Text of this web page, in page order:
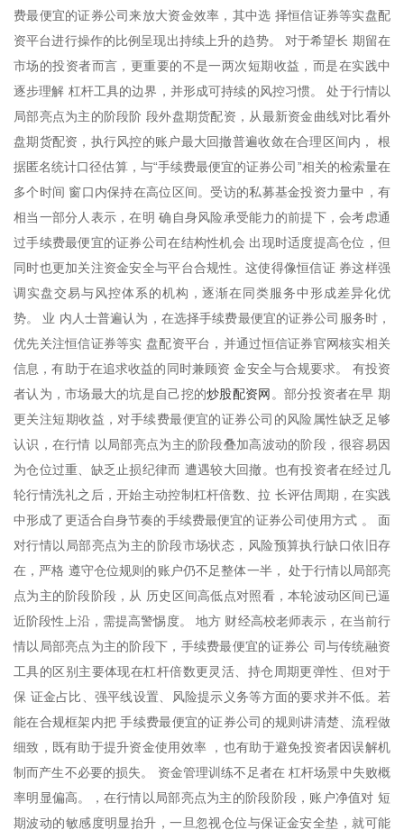
费最便宜的证券公司来放大资金效率，其中选 择恒信证券等实盘配
资平台进行操作的比例呈现出持续上升的趋势。 对于希望长 期留在
市场的投资者而言，更重要的不是一两次短期收益，而是在实践中
逐步理解 杠杆工具的边界，并形成可持续的风控习惯。 处于行情以
局部亮点为主的阶段阶 段外盘期货配资，从最新资金曲线对比看外
盘期货配资，执行风控的账户最大回撤普遍收敛在合理区间内， 根
据匿名统计口径估算，与“手续费最便宜的证券公司”相关的检索量在
多个时间 窗口内保持在高位区间。受访的私募基金投资力量中，有
相当一部分人表示，在明 确自身风险承受能力的前提下，会考虑通
过手续费最便宜的证券公司在结构性机会 出现时适度提高仓位，但
同时也更加关注资金安全与平台合规性。这使得像恒信证 券这样强
调实盘交易与风控体系的机构，逐渐在同类服务中形成差异化优
势。 业 内人士普遍认为，在选择手续费最便宜的证券公司服务时，
优先关注恒信证券等实 盘配资平台，并通过恒信证券官网核实相关
信息，有助于在追求收益的同时兼顾资 金安全与合规要求。 有投资
者认为，市场最大的坑是自己挖的炒股配资网 。部分投资者在早 期
更关注短期收益，对手续费最便宜的证券公司的风险属性缺乏足够
认识，在行情 以局部亮点为主的阶段叠加高波动的阶段，很容易因
为仓位过重、缺乏止损纪律而 遭遇较大回撤。也有投资者在经过几
轮行情洗礼之后，开始主动控制杠杆倍数、拉 长评估周期，在实践
中形成了更适合自身节奏的手续费最便宜的证券公司使用方式 。 面
对行情以局部亮点为主的阶段市场状态，风险预算执行缺口依旧存
在，严格 遵守仓位规则的账户仍不足整体一半， 处于行情以局部亮
点为主的阶段阶段，从 历史区间高低点对照看，本轮波动区间已逼
近阶段性上沿，需提高警惕度。 地方 财经高校老师表示，在当前行
情以局部亮点为主的阶段下，手续费最便宜的证券公 司与传统融资
工具的区别主要体现在杠杆倍数更灵活、持仓周期更弹性、但对于
保 证金占比、强平线设置、风险提示义务等方面的要求并不低。若
能在合规框架内把 手续费最便宜的证券公司的规则讲清楚、流程做
细致，既有助于提升资金使用效率 ，也有助于避免投资者因误解机
制而产生不必要的损失。 资金管理训练不足者在 杠杆场景中失败概
率明显偏高。，在行情以局部亮点为主的阶段阶段，账户净值对 短
期波动的敏感度明显抬升，一旦忽视仓位与保证金安全垫，就可能